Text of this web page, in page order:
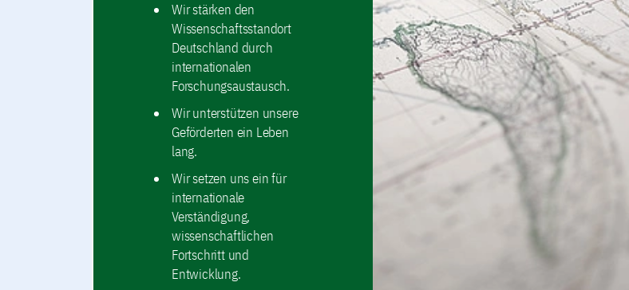
Christopher Barner-Kowollik | Chemie
Christopher Barner-Kowollik ist ein führender Forscher
seinem Team, wie Licht fein gesteuert werden kann,
um neue Materialien aus weicher Materie zu erzeugen,
beispielsweise durch lichtgesteuerte 3D-
Druckverfahren.
Wir stärken den
Wissenschaftsstandort
Deutschland durch
internationalen
Forschungsaustausch.
Wir unterstützen unsere
Geförderten ein Leben
lang.
Wir setzen uns ein für
internationale
Verständigung,
wissenschaftlichen
Fortschritt und
Entwicklung.